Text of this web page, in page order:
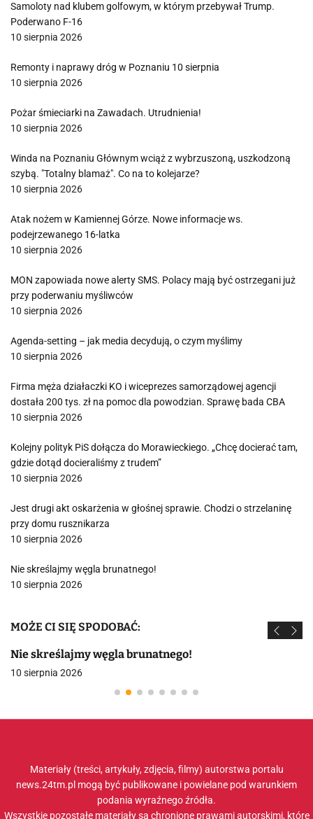
Samoloty nad klubem golfowym, w którym przebywał Trump.
Poderwano F-16
10 sierpnia 2026
Remonty i naprawy dróg w Poznaniu 10 sierpnia
10 sierpnia 2026
Pożar śmieciarki na Zawadach. Utrudnienia!
10 sierpnia 2026
Winda na Poznaniu Głównym wciąż z wybrzuszoną, uszkodzoną
szybą. "Totalny blamaż". Co na to kolejarze?
10 sierpnia 2026
Atak nożem w Kamiennej Górze. Nowe informacje ws.
podejrzewanego 16-latka
10 sierpnia 2026
MON zapowiada nowe alerty SMS. Polacy mają być ostrzegani już
przy poderwaniu myśliwców
10 sierpnia 2026
Agenda-setting – jak media decydują, o czym myślimy
10 sierpnia 2026
Firma męża działaczki KO i wiceprezes samorządowej agencji
dostała 200 tys. zł na pomoc dla powodzian. Sprawę bada CBA
10 sierpnia 2026
Kolejny polityk PiS dołącza do Morawieckiego. „Chcę docierać tam,
gdzie dotąd docieraliśmy z trudem”
10 sierpnia 2026
Jest drugi akt oskarżenia w głośnej sprawie. Chodzi o strzelaninę
przy domu rusznikarza
10 sierpnia 2026
Nie skreślajmy węgla brunatnego!
10 sierpnia 2026
MOŻE CI SIĘ SPODOBAĆ:
Nie skreślajmy węgla brunatnego!
10 sierpnia 2026
Materiały (treści, artykuły, zdjęcia, filmy) autorstwa portalu
news.24tm.pl mogą być publikowane i powielane pod warunkiem
podania wyraźnego źródła.
Wszystkie pozostałe materiały są chronione prawami autorskimi, które